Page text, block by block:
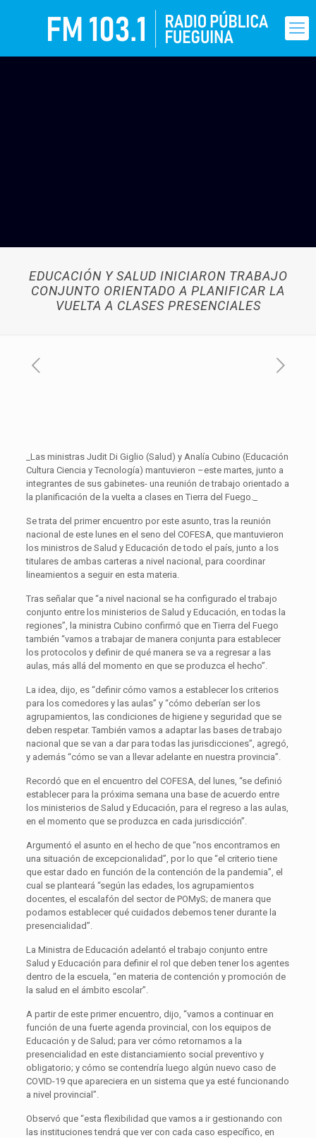
EDUCACIÓN Y SALUD INICIARON TRABAJO
CONJUNTO ORIENTADO A PLANIFICAR LA
VUELTA A CLASES PRESENCIALES
_Las ministras Judit Di Giglio (Salud) y Analía Cubino (Educación
Cultura Ciencia y Tecnología) mantuvieron –este martes, junto a
integrantes de sus gabinetes- una reunión de trabajo orientado a
la planificación de la vuelta a clases en Tierra del Fuego._
Se trata del primer encuentro por este asunto, tras la reunión
nacional de este lunes en el seno del COFESA, que mantuvieron
los ministros de Salud y Educación de todo el país, junto a los
titulares de ambas carteras a nivel nacional, para coordinar
lineamientos a seguir en esta materia.
Tras señalar que “a nivel nacional se ha configurado el trabajo
conjunto entre los ministerios de Salud y Educación, en todas la
regiones”, la ministra Cubino confirmó que en Tierra del Fuego
también “vamos a trabajar de manera conjunta para establecer
los protocolos y definir de qué manera se va a regresar a las
aulas, más allá del momento en que se produzca el hecho”.
La idea, dijo, es “definir cómo vamos a establecer los criterios
para los comedores y las aulas” y “cómo deberían ser los
agrupamientos, las condiciones de higiene y seguridad que se
deben respetar. También vamos a adaptar las bases de trabajo
nacional que se van a dar para todas las jurisdicciones”, agregó,
y además “cómo se van a llevar adelante en nuestra provincia”.
Recordó que en el encuentro del COFESA, del lunes, “se definió
establecer para la próxima semana una base de acuerdo entre
los ministerios de Salud y Educación, para el regreso a las aulas,
en el momento que se produzca en cada jurisdicción”.
Argumentó el asunto en el hecho de que “nos encontramos en
una situación de excepcionalidad”, por lo que “el criterio tiene
que estar dado en función de la contención de la pandemia”, el
cual se planteará “según las edades, los agrupamientos
docentes, el escalafón del sector de POMyS; de manera que
podamos establecer qué cuidados debemos tener durante la
presencialidad”.
La Ministra de Educación adelantó el trabajo conjunto entre
Salud y Educación para definir el rol que deben tener los agentes
dentro de la escuela, “en materia de contención y promoción de
la salud en el ámbito escolar”.
A partir de este primer encuentro, dijo, “vamos a continuar en
función de una fuerte agenda provincial, con los equipos de
Educación y de Salud; para ver cómo retornamos a la
presencialidad en este distanciamiento social preventivo y
obligatorio; y cómo se contendría luego algún nuevo caso de
COVID-19 que apareciera en un sistema que ya esté funcionando
a nivel provincial”.
Observó que “esta flexibilidad que vamos a ir gestionando con
las instituciones tendrá que ver con cada caso específico, en